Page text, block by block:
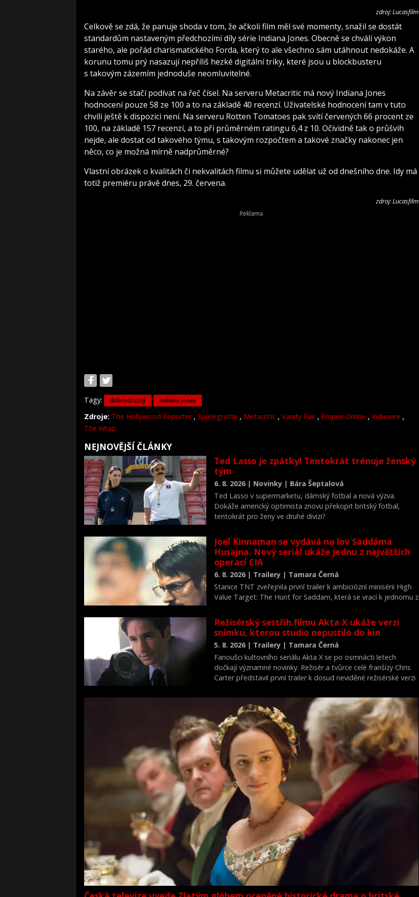
zdroj: Lucasfilm
Celkově se zdá, že panuje shoda v tom, že ačkoli film měl své momenty, snažil se dostát
standardům nastaveným předchozími díly série Indiana Jones. Obecně se chválí výkon
starého, ale pořád charismatického Forda, který to ale všechno sám utáhnout nedokáže. A
korunu tomu prý nasazují nepříliš hezké digitální triky, které jsou u blockbusteru
s takovým zázemím jednoduše neomluvitelné.
Na závěr se stačí podívat na řeč čísel. Na serveru Metacritic má nový Indiana Jones
hodnocení pouze 58 ze 100 a to na základě 40 recenzí. Uživatelské hodnocení tam v tuto
chvíli ještě k dispozici není. Na serveru Rotten Tomatoes pak svítí červených 66 procent ze
100, na základě 157 recenzí, a to při průměrném ratingu 6,4 z 10. Očividně tak o průšvih
nejde, ale dostat od takového týmu, s takovým rozpočtem a takové značky nakonec jen
něco, co je možná mírně nadprůměrné?
Vlastní obrázek o kvalitách či nekvalitách filmu si můžete udělat už od dnešního dne. Idy má
totiž premiéru právě dnes, 29. červena.
zdroj: Lucasfilm
Tagy: dobrodružný indiana jones
Zdroje: The Hollywood Reporter, Spielegrotte , Metacritic , Vanity Fair, Empire Online , Indiewire ,
The Wrap
NEJNOVĚJŠÍ ČLÁNKY
Ted Lasso je zpátky! Tentokrát trénuje ženský
tým
6. 8. 2026 | Novinky | Bára Šeptalová
Ted Lasso v supermarketu, dámský fotbal a nová výzva.
Dokáže americký optimista znovu překopit britský fotbal,
tentokrát pro ženy ve druhé divizi?
Joel Kinnaman se vydává na lov Saddáma
Husajna. Nový seriál ukáže jednu z největších
operací CIA
6. 8. 2026 | Trailery | Tamara Černá
Stanice TNT zveřejnila první trailer k ambiciózní minisérii High
Value Target: The Hunt for Saddam, která se vrací k jednomu z
Režisérský sestřih filmu Akta X ukáže verzi
snímku, kterou studio nepustilo do kin
5. 8. 2026 | Trailery | Tamara Černá
Fanoušci kultovního seriálu Akta X se po osmnácti letech
dočkají významné novinky. Režisér a tvůrce celé franšízy Chris
Carter představil první trailer k dosud neviděné režisérské verzi